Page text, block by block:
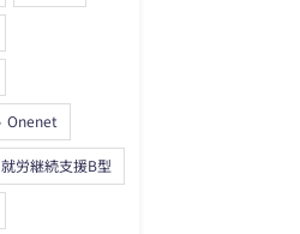
Onenet
就労継続支援B型